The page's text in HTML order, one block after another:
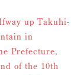
up Takuhi-
in
Prefecture,
of the 10th